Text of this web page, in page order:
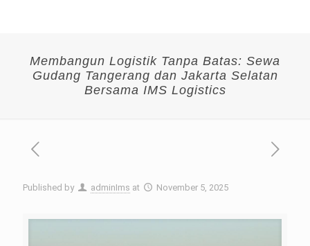
Membangun Logistik Tanpa Batas: Sewa
Gudang Tangerang dan Jakarta Selatan
Bersama IMS Logistics
Published by adminIms at November 5, 2025